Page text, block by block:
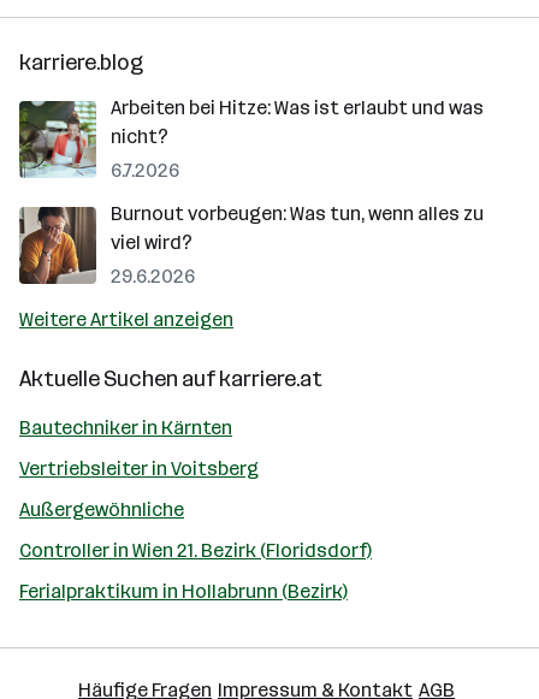
karriere.blog
Arbeiten bei Hitze: Was ist erlaubt und was
nicht?
6.7.2026
Burnout vorbeugen: Was tun, wenn alles zu
viel wird?
29.6.2026
Weitere Artikel anzeigen
Aktuelle Suchen aufkarriere.at
Bautechniker in Kärnten
Vertriebsleiter in Voitsberg
Außergewöhnliche
Controller in Wien 21. Bezirk (Floridsdorf)
Ferialpraktikum in Hollabrunn (Bezirk)
Häufige Fragen Impressum & Kontakt AGB